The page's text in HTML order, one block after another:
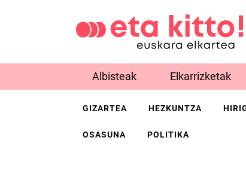
Albisteak Elkarrizketak
GIZARTEA HEZKUNTZA
OSASUNA POLITIKA